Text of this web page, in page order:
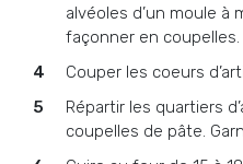
alvéoles d’un moule à
façonner en coupelles.
Couper les coeurs
Répartir les quartiers
coupelles de pâte.